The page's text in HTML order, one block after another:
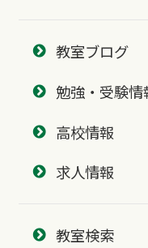
教室ブログ
勉強・受験
高校情報
求人情報
教室検索